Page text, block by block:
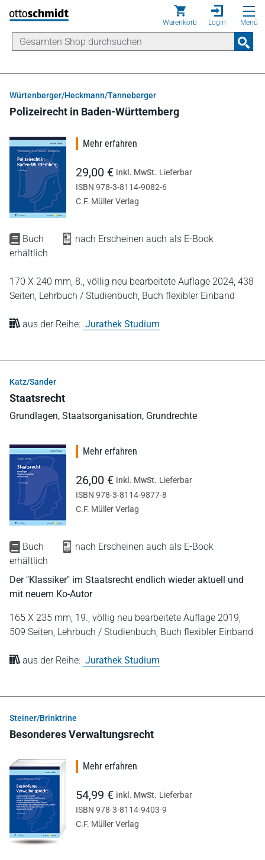
Direkt zum Inhalt
Warenkorb Login Menü
Würtenberger/Heckmann/Tanneberger
Polizeirecht in Baden-Württemberg
Buch
nach Erscheinen auch als E-Book
erhältlich
170 X 240 mm, 8., völlig neu bearbeitete Auflage 2024, 438
Seiten, Lehrbuch / Studienbuch, Buch flexibler Einband
aus der Reihe: Jurathek Studium
Mehr erfahren
29,00 € inkl. MwSt. Lieferbar
ISBN 978-3-8114-9082-6
C.F. Müller Verlag
Katz/Sander
Staatsrecht
Grundlagen, Staatsorganisation, Grundrechte
Buch
nach Erscheinen auch als E-Book
erhältlich
Der "Klassiker" im Staatsrecht endlich wieder aktuell und
mit neuem Ko-Autor
165 X 235 mm, 19., völlig neu bearbeitete Auflage 2019,
509 Seiten, Lehrbuch / Studienbuch, Buch flexibler Einband
aus der Reihe: Jurathek Studium
Mehr erfahren
26,00 € inkl. MwSt. Lieferbar
ISBN 978-3-8114-9877-8
C.F. Müller Verlag
Steiner/Brinktrine
Besonderes Verwaltungsrecht
Mehr erfahren
54,99 € inkl. MwSt. Lieferbar
ISBN 978-3-8114-9403-9
C.F. Müller Verlag